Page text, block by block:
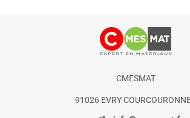
CMESMAT
91026 EVRY